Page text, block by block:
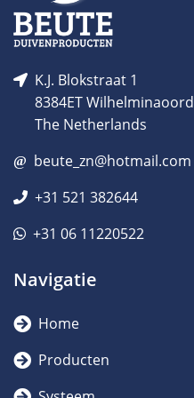
K.J. Blokstraat 1
8384ET Wilhelminaoord
The Netherlands
beute_zn@hotmail.com
+31 521 382644
+31 06 11220522
Navigatie
Home
Producten